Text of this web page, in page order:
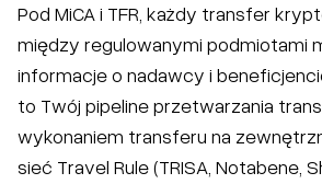
Pod MiCA i TFR, każdy transfer
między regulowanymi podmiotami
informacje o nadawcy i
to Twój pipeline przetwarzania
wykonaniem transferu na
sieć Travel Rule (TRISA, Notabene,